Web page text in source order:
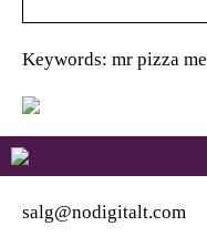
Keywords: mr pizza
salg@nodigitalt.com